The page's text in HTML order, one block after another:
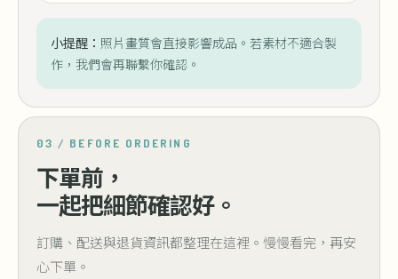
小提醒： 照片畫質會直接影響成品。若素材不適合製
作，我們會再聯繫你確認。
03 / BEFORE ORDERING
下單前，
一起把細節確認好。
訂購、配送與退貨資訊都整理在這裡。慢慢看完，再安
心下單。